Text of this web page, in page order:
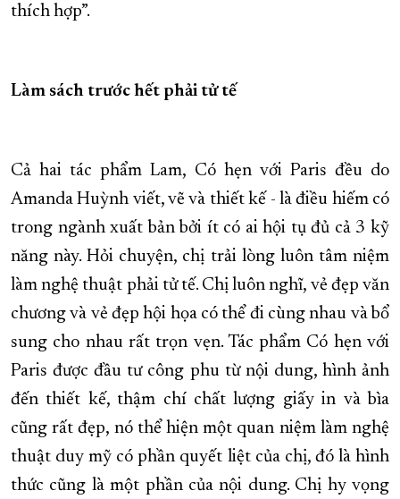
thích hợp”.
Làm sách trước hết phải tử tế
Cả hai tác phẩm Lam, Có hẹn với Paris đều do
Amanda Huỳnh viết, vẽ và thiết kế - là điều hiếm có
trong ngành xuất bản bởi ít có ai hội tụ đủ cả 3 kỹ
năng này. Hỏi chuyện, chị trải lòng luôn tâm niệm
làm nghệ thuật phải tử tế. Chị luôn nghĩ, vẻ đẹp văn
chương và vẻ đẹp hội họa có thể đi cùng nhau và bổ
sung cho nhau rất trọn vẹn. Tác phẩm Có hẹn với
Paris được đầu tư công phu từ nội dung, hình ảnh
đến thiết kế, thậm chí chất lượng giấy in và bìa
cũng rất đẹp, nó thể hiện một quan niệm làm nghệ
thuật duy mỹ có phần quyết liệt của chị, đó là hình
thức cũng là một phần của nội dung. Chị hy vọng